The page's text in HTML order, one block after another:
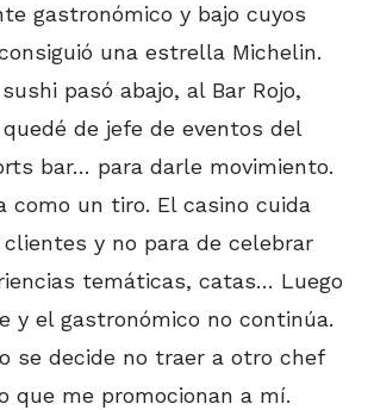
gastronómico y bajo cuyos
una estrella Michelin.
pasó abajo, al Bar Rojo,
de jefe de eventos del
bar… para darle movimiento.
como un tiro. El casino cuida
y no para de celebrar
temáticas, catas… Luego
y el gastronómico no continúa.
se decide no traer a otro chef
que me promocionan a mí.